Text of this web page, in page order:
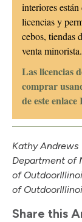
interiores
licencias y
cebos, tiendas
venta
Las licencias
comprar
de este
Kathy
Department of
of Outdoor
of Outdoor
Share this